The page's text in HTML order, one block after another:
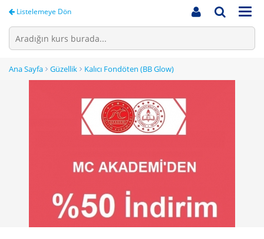
Listelemeye Dön
Ana Sayfa Güzellik Kalıcı Fondöten (BB Glow)